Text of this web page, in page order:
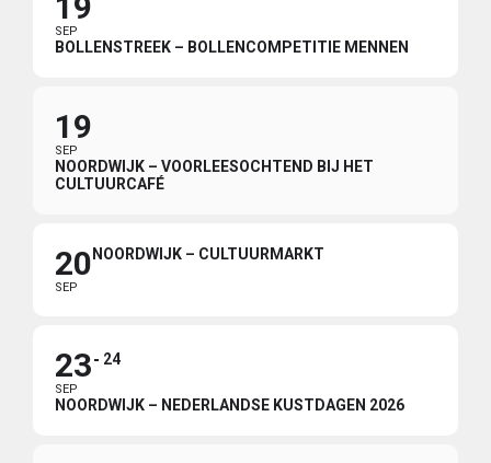
SEP
BOLLENSTREEK – BOLLENCOMPETITIE MENNEN
19
SEP
NOORDWIJK – VOORLEESOCHTEND BIJ HET
CULTUURCAFÉ
20
SEP
NOORDWIJK – CULTUURMARKT
23
SEP
24
NOORDWIJK – NEDERLANDSE KUSTDAGEN 2026